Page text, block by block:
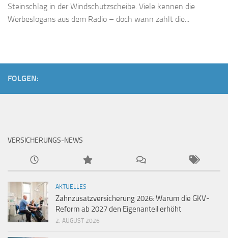
Steinschlag in der Windschutzscheibe. Viele kennen die
Werbeslogans aus dem Radio – doch wann zahlt die...
FOLGEN:
VERSICHERUNGS-NEWS
AKTUELLES
Zahnzusatzversicherung 2026: Warum die GKV-
Reform ab 2027 den Eigenanteil erhöht
2. AUGUST 2026